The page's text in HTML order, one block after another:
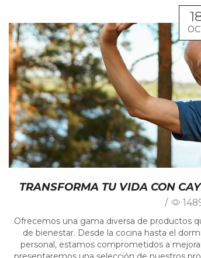
TRANSFORMA TU VIDA CON
/
Ofrecemos una gama diversa de productos
de bienestar. Desde la cocina hasta el
personal, estamos comprometidos a